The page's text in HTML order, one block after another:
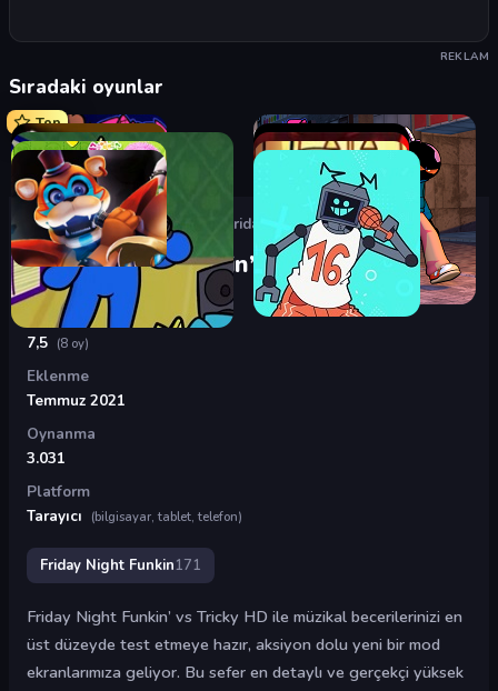
REKLAM
Sıradaki oyunlar
Top
Oyunlar›Friday Night Funkin Friday Night Funkin’ vs Tricky HD
Friday Night Funkin’ vs Tricky HD
Puan
7,5 (8 oy)
Eklenme
Temmuz 2021
Oynanma
3.031
Platform
Tarayıcı
(bilgisayar, tablet, telefon)
Friday Night Funkin171
Friday Night Funkin’ vs Tricky HD ile müzikal becerilerinizi en
üst düzeyde test etmeye hazır, aksiyon dolu yeni bir mod
ekranlarımıza geliyor. Bu sefer en detaylı ve gerçekçi yüksek